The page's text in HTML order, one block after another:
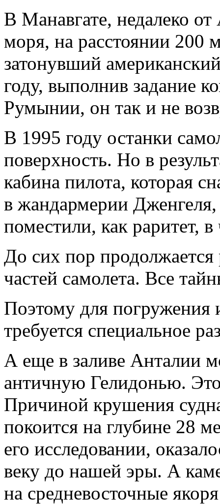
В Манавгате, недалеко
моря, на расстоянии 200
затонувший
году, выполнив задание
Румынии, он так и не
В 1995 году останки
поверхность. Но в
кабина пилота, которая
в жандармерии Дженгеля,
поместили, как раритет,
До сих пор
частей самолета. Все
Поэтому для погружения
требуется специальное
А еще в заливе Анталии
античную Гелидонью.
Причиной крушения
покоится на глубине 28
его исследовании,
веку до нашей эры. А
на средневосточные